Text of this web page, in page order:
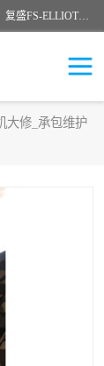
绍兴金戈贸易有限公司主要经营品牌：美国寿力、英格索兰、复盛FS-ELLIOTT，库伯COOPER、阿特拉斯等品牌空压机及配件销售；承接全厂空气压缩机管理、维护保养；节能改造；气体干燥机销售、维护、维修、保养。销售各种品牌空压机空气滤芯、油滤芯、油气分离器；精密过滤器滤芯；除油雾滤芯；抽真空滤芯，消音器，疏水器。劳务承接：全厂空压机维修保养工程，安装工程；移机或汰换工程；节能改造工程等。
大修_承包维护
陶瓷
机空滤芯
心机零件